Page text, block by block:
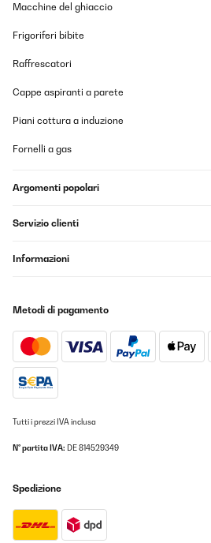
Macchine del ghiaccio
Frigoriferi bibite
Raffrescatori
Cappe aspiranti a parete
Piani cottura a induzione
Fornelli a gas
Argomenti popolari
Servizio clienti
Informazioni
Metodi di pagamento
Tutti i prezzi IVA inclusa
N° partita IVA: DE 814529349
Spedizione